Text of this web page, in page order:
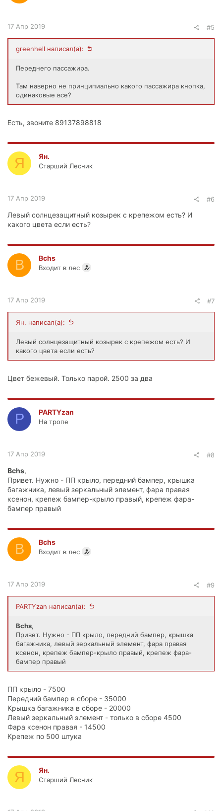
17 Апр 2019 #5
greenhell написал(а):
Переднего пассажира.
Там наверно не принципиально какого пассажира кнопка,
одинаковые все?
Есть, звоните 89137898818
Я Ян.
Старший Лесник
17 Апр 2019 #6
Левый солнцезащитный козырек с крепежом есть? И
какого цвета если есть?
B Bchs
Входит в лес
17 Апр 2019 #7
Ян. написал(а):
Левый солнцезащитный козырек с крепежом есть? И
какого цвета если есть?
Цвет бежевый. Только парой. 2500 за два
P PARTYzan
На тропе
17 Апр 2019 #8
Bchs,
Привет. Нужно - ПП крыло, передний бампер, крышка
багажника, левый зеркальный элемент, фара правая
ксенон, крепеж бампер-крыло правый, крепеж фара-
бампер правый
B Bchs
Входит в лес
17 Апр 2019 #9
PARTYzan написал(а):
Bchs,
Привет. Нужно - ПП крыло, передний бампер, крышка
багажника, левый зеркальный элемент, фара правая
ксенон, крепеж бампер-крыло правый, крепеж фара-
бампер правый
ПП крыло - 7500
Передний бампер в сборе - 35000
Крышка багажника в сборе - 20000
Левый зеркальный элемент - только в сборе 4500
Фара ксенон правая - 14500
Крепеж по 500 штука
Я Ян.
Старший Лесник